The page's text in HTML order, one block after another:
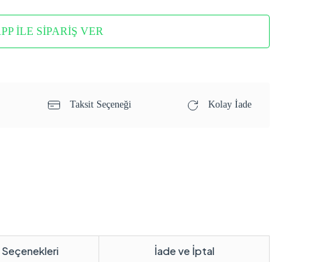
İLE SİPARİŞ VER
Taksit Seçeneği Kolay İade
İade ve İptal